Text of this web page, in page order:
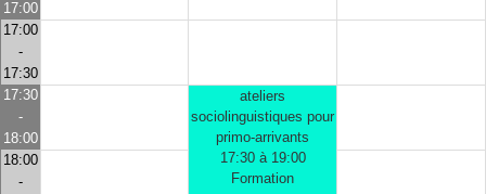
17:00
17:00
-
17:30
17:30
-
18:00
ateliers
sociolinguistiques pour
primo-arrivants
17:30 à 19:00
Formation
18:00
-